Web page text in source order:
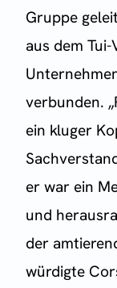
Gruppe
aus dem
verbunden.
ein kluger
er war ein
und
der
würdigte